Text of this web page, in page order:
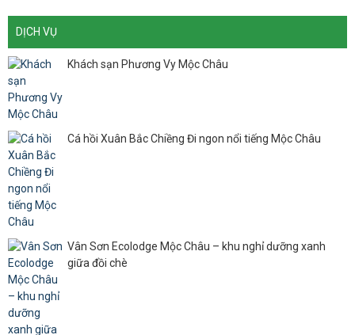
DỊCH VỤ
Khách sạn Phương Vy Mộc Châu
Cá hồi Xuân Bắc Chiềng Đi ngon nổi tiếng Mộc Châu
Vân Sơn Ecolodge Mộc Châu – khu nghỉ dưỡng xanh
giữa đồi chè